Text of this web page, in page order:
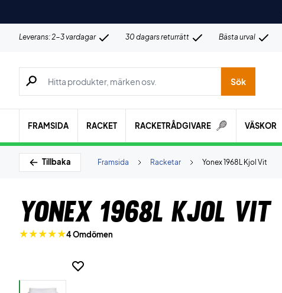
Leverans: 2-3 vardagar 30 dagars returrätt Bästa urval
Sök efter produkter, märken osv.
Sök
FRAMSIDA RACKET RACKETRÅDGIVARE VÄSKOR
Tillbaka Yonex 1968L Kjol Vit
Racketar
Framsida
Yonex 1968L Kjol Vit
4 Omdömen